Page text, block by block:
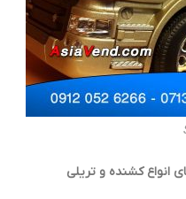
انواع کشنده و تریلی